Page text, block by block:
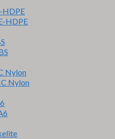
HDPE
HDPE
Nylon
Nylon